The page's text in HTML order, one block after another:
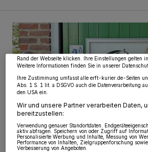
Vorbildlicher Einsatz für den
Partner verarbeiten Daten, um Ihnen Dienste
Zwecke. Wenn Tracker deaktiviert sind, sind manche
möglicherweise nicht mehr so relevant für Sie. Sie
wieder aufrufen, um Ihre Einstellungen zu ändern
widerrufen, indem Sie auf den Link Einstellungen oder
Rand der Webseite klicken. Ihre Einstellungen gelten
Weitere Informationen finden Sie in unserer
Ihre Zustimmung umfasst alle erft-kurier.de-Seiten
Abs. 1 S. 1 lit. a DSGVO auch die Datenverarbeitung
den USA ein.
Wir und unsere Partner verarbeiten Daten,
bereitzustellen:
Verwendung genauer Standortdaten.
aktiv abfragen. Speichern von oder Zugriff auf
Personalisierte Werbung und Inhalte, Messung von
Performance von Inhalten, Zielgruppenforschung
Verbesserung von Angeboten.